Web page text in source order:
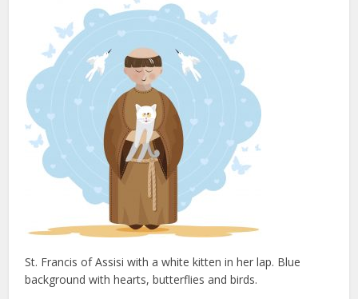
St. Francis of Assisi with a white kitten in her lap. Blue
background with hearts, butterflies and birds.